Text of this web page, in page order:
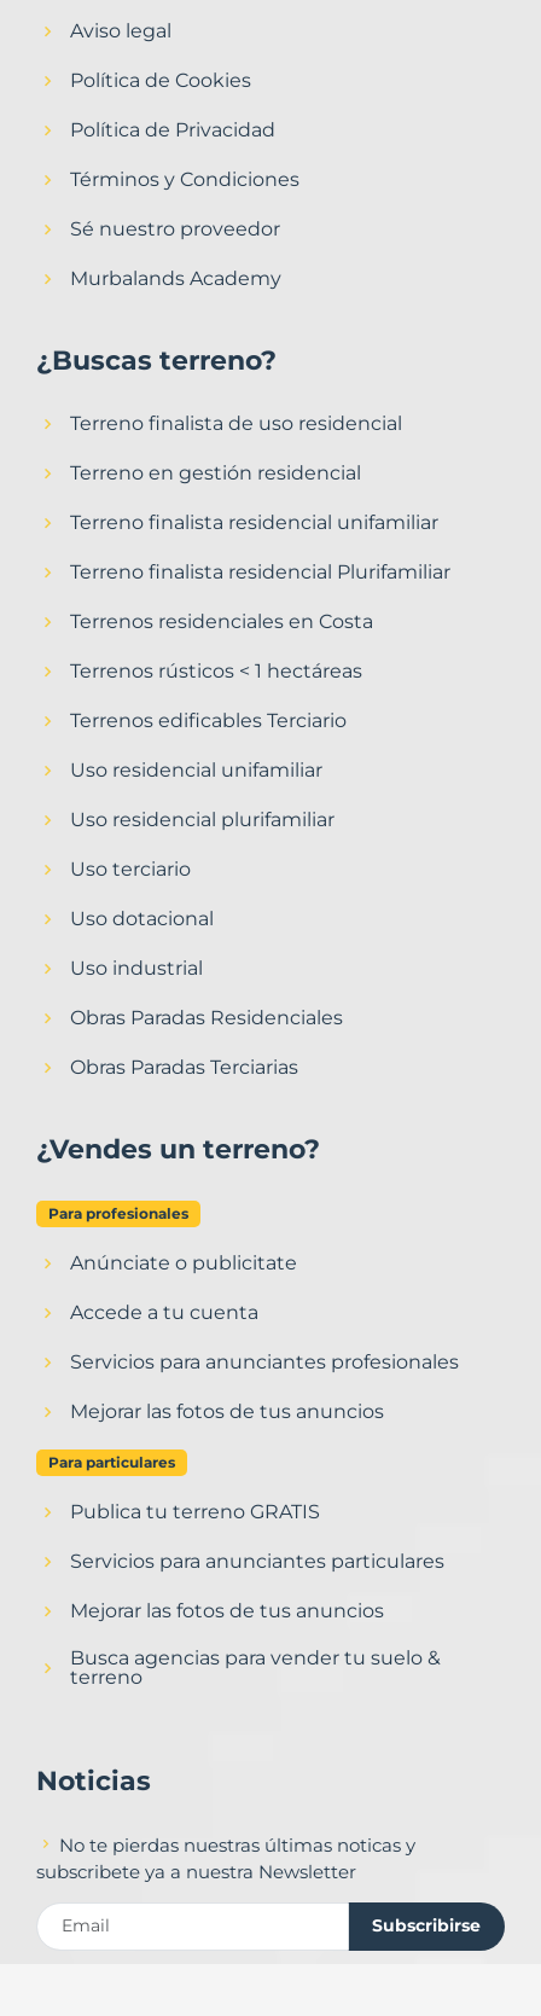
Aviso legal
Política de Cookies
Política de Privacidad
Términos y Condiciones
Sé nuestro proveedor
Murbalands Academy
¿Buscas terreno?
Terreno finalista de uso residencial
Terreno en gestión residencial
Terreno finalista residencial unifamiliar
Terreno finalista residencial Plurifamiliar
Terrenos residenciales en Costa
Terrenos rústicos < 1 hectáreas
Terrenos edificables Terciario
Uso residencial unifamiliar
Uso residencial plurifamiliar
Uso terciario
Uso dotacional
Uso industrial
Obras Paradas Residenciales
Obras Paradas Terciarias
¿Vendes un terreno?
Para profesionales
Anúnciate o publicitate
Accede a tu cuenta
Servicios para anunciantes profesionales
Mejorar las fotos de tus anuncios
Para particulares
Publica tu terreno GRATIS
Servicios para anunciantes particulares
Mejorar las fotos de tus anuncios
Busca agencias para vender tu suelo &
terreno
Noticias
No te pierdas nuestras últimas noticas y
subscribete ya a nuestra Newsletter
Subscribirse